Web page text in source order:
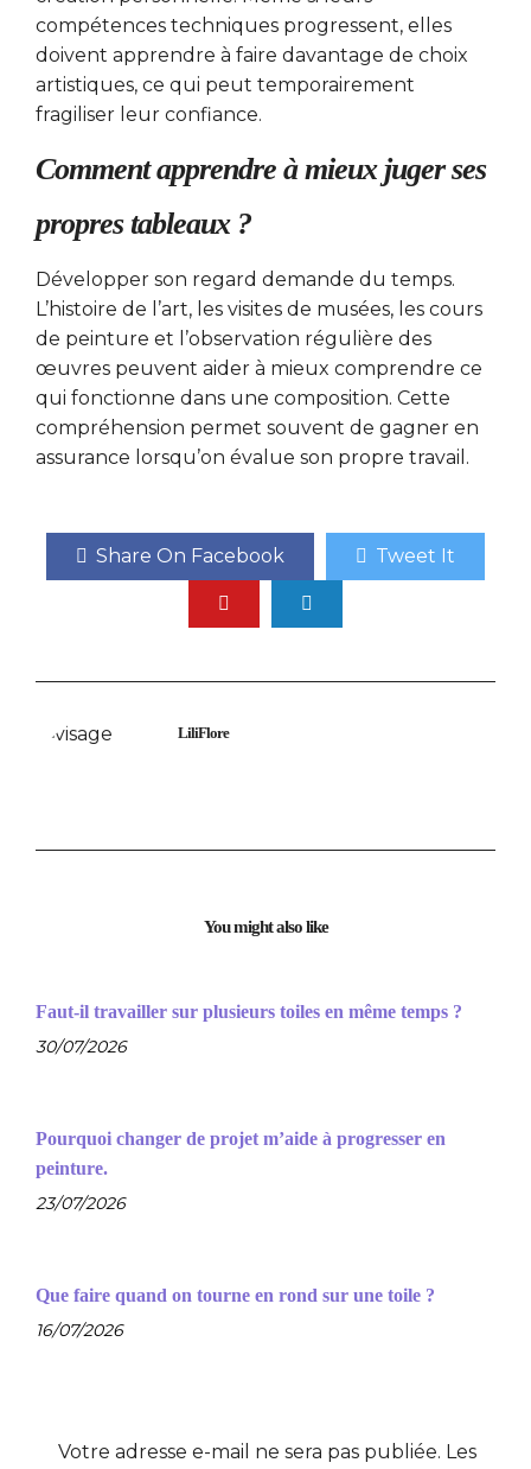
compétences techniques progressent, elles
doivent apprendre à faire davantage de choix
artistiques, ce qui peut temporairement
fragiliser leur confiance.
Comment apprendre à mieux juger ses
propres tableaux ?
Développer son regard demande du temps.
L’histoire de l’art, les visites de musées, les cours
de peinture et l’observation régulière des
œuvres peuvent aider à mieux comprendre ce
qui fonctionne dans une composition. Cette
compréhension permet souvent de gagner en
assurance lorsqu’on évalue son propre travail.
Share On Facebook Tweet It
LiliFlore
You might also like
Faut-il travailler sur plusieurs toiles en même temps ?
30/07/2026
Pourquoi changer de projet m’aide à progresser en
peinture.
23/07/2026
Que faire quand on tourne en rond sur une toile ?
16/07/2026
Votre adresse e-mail ne sera pas publiée. Les